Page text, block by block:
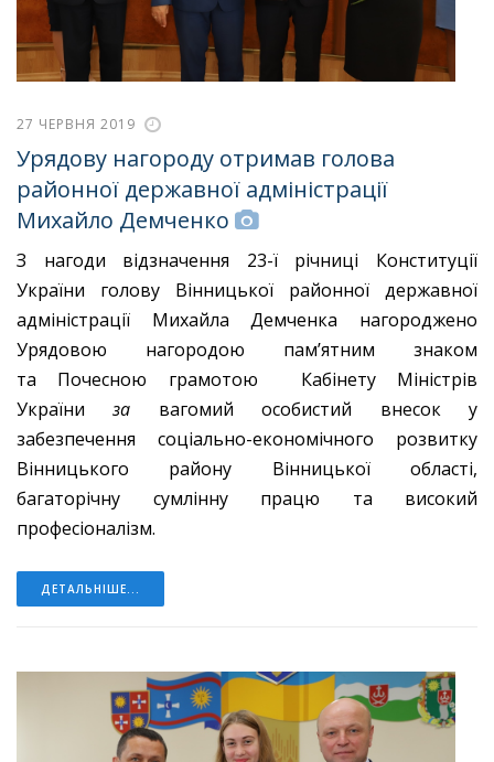
27 ЧЕРВНЯ 2019
Урядову нагороду отримав голова
районної державної адміністрації
Михайло Демченко
З нагоди відзначення 23-ї річниці Конституції
України голову Вінницької районної державної
адміністрації Михайла Демченка нагороджено
Урядовою нагородою пам’ятним знаком
та Почесною грамотою Кабінету Міністрів
України
за вагомий особистий внесок у
забезпечення соціально-економічного розвитку
Вінницького району Вінницької області,
багаторічну сумлінну працю та високий
професіоналізм.
ДЕТАЛЬНІШЕ...